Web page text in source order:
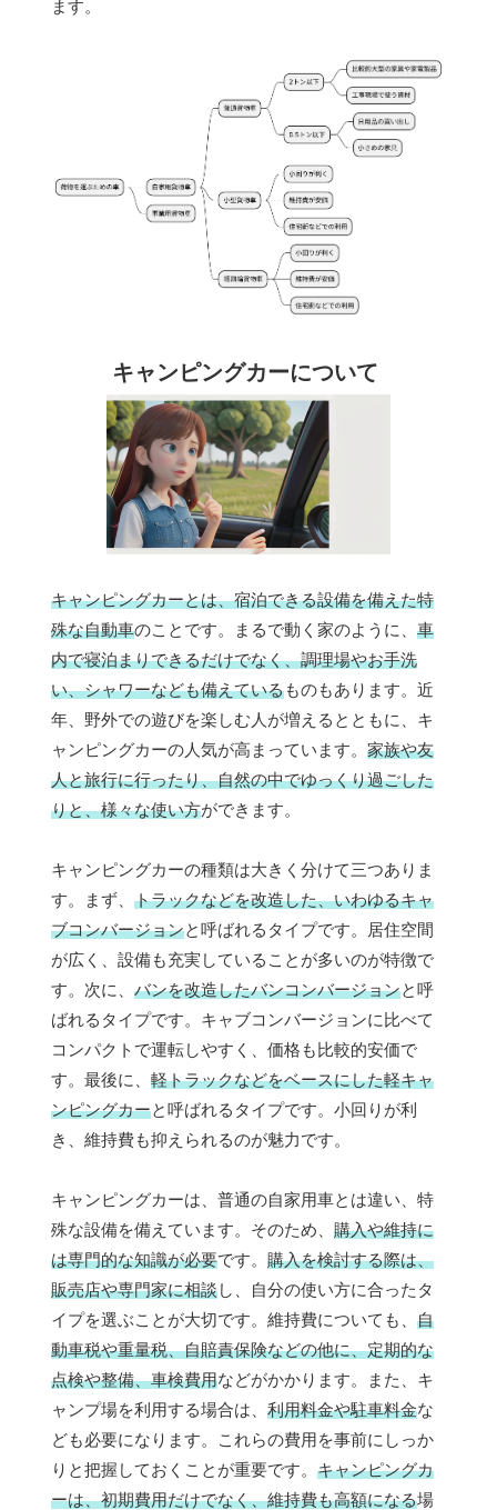
ます。
キャンピングカーについて
キャンピングカーとは、宿泊できる設備を備えた特
殊な自動車のことです。まるで動く家のように、 車
内で寝泊まりできるだけでなく、調理場やお手洗
い、シャワーなども備えているものもあります。近
年、野外での遊びを楽しむ人が増えるとともに、キ
ャンピングカーの人気が高まっています。 家族や友
人と旅行に行ったり、自然の中でゆっくり過ごした
りと、様々な使い方ができます。
キャンピングカーの種類は大きく分けて三つありま
す。まず、 トラックなどを改造した、いわゆるキャ
ブコンバージョンと呼ばれるタイプです。居住空間
が広く、設備も充実していることが多いのが特徴で
す。次に、 バンを改造したバンコンバージョンと呼
ばれるタイプです。キャブコンバージョンに比べて
コンパクトで運転しやすく、価格も比較的安価で
す。最後に、 軽トラックなどをベースにした軽キャ
ンピングカーと呼ばれるタイプです。小回りが利
き、維持費も抑えられるのが魅力です。
キャンピングカーは、普通の自家用車とは違い、特
殊な設備を備えています。そのため、 購入や維持に
は専門的な知識が必要です。 購入を検討する際は、
販売店や専門家に相談し、自分の使い方に合ったタ
イプを選ぶことが大切です。維持費についても、 自
動車税や重量税、自賠責保険などの他に、定期的な
点検や整備、車検費用などがかかります。また、キ
ャンプ場を利用する場合は、 利用料金や駐車料金な
ども必要になります。これらの費用を事前にしっか
りと把握しておくことが重要です。 キャンピングカ
ーは、初期費用だけでなく、維持費も高額になる場